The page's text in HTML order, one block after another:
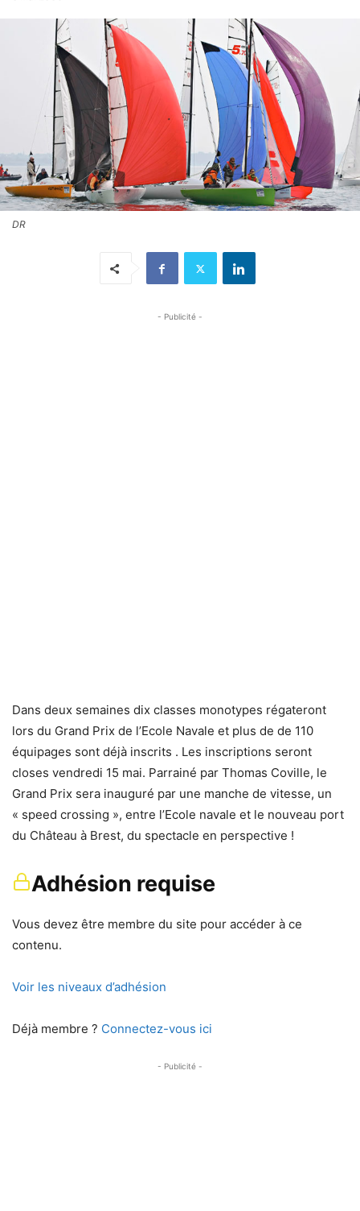
DR
- Publicité -
Dans deux semaines dix classes monotypes régateront
lors du Grand Prix de l’Ecole Navale et plus de de 110
équipages sont déjà inscrits . Les inscriptions seront
closes vendredi 15 mai. Parrainé par Thomas Coville, le
Grand Prix sera inauguré par une manche de vitesse, un
« speed crossing », entre l’Ecole navale et le nouveau port
du Château à Brest, du spectacle en perspective !
Adhésion requise
Vous devez être membre du site pour accéder à ce
contenu.
Voir les niveaux d’adhésion
Déjà membre ? Connectez-vous ici
- Publicité -